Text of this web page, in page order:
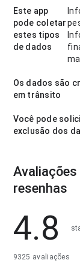
Este app
pode coletar
estes tipos
de dados
Os dados são
em trânsito
Você pode
exclusão dos
Avaliações
resenhas
4.8
9325 avaliações